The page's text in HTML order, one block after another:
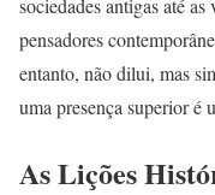
sociedades antigas até
pensadores
entanto, não dilui, mas
uma presença superior é
As Lições